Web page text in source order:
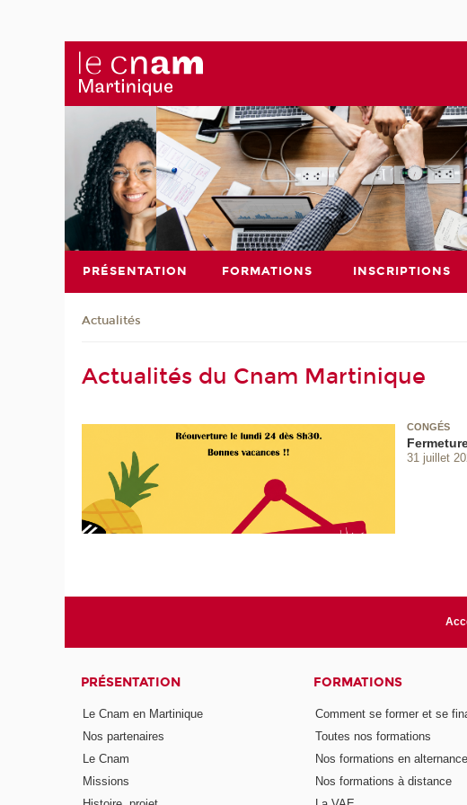
PRÉSENTATION FORMATIONS INSCRIPTIONS
Actualités
Actualités du Cnam Martinique
CONGÉS
31 juillet
PRÉSENTATION
Le Cnam en Martinique
Nos partenaires
Le Cnam
Missions
FORMATIONS
Comment se former et se
Toutes nos formations
Nos formations en alternance
Nos formations à distance